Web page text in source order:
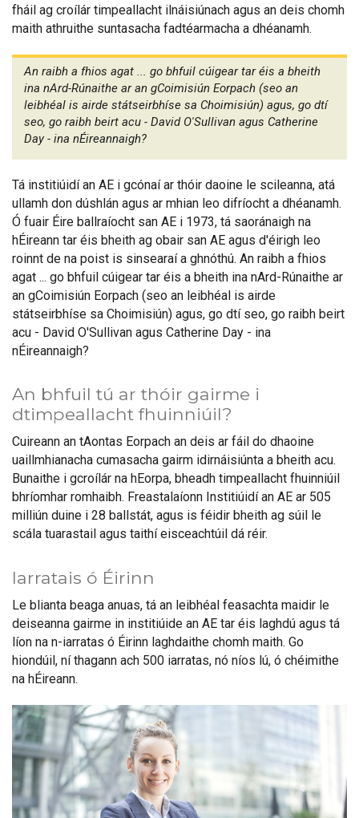
fháil ag croílár timpeallacht ilnáisiúnach agus an deis chomh
maith athruithe suntasacha fadtéarmacha a dhéanamh.
An raibh a fhios agat ... go bhfuil cúigear tar éis a bheith
ina nArd-Rúnaithe ar an gCoimisiún Eorpach (seo an
leibhéal is airde státseirbhíse sa Choimisiún) agus, go dtí
seo, go raibh beirt acu - David O'Sullivan agus Catherine
Day - ina nÉireannaigh?
Tá institiúidí an AE i gcónaí ar thóir daoine le scileanna, atá
ullamh don dúshlán agus ar mhian leo difríocht a dhéanamh.
Ó fuair Éire ballraíocht san AE i 1973, tá saoránaigh na
hÉireann tar éis bheith ag obair san AE agus d'éirigh leo
roinnt de na poist is sinsearaí a ghnóthú. An raibh a fhios
agat ... go bhfuil cúigear tar éis a bheith ina nArd-Rúnaithe ar
an gCoimisiún Eorpach (seo an leibhéal is airde
státseirbhíse sa Choimisiún) agus, go dtí seo, go raibh beirt
acu - David O'Sullivan agus Catherine Day - ina
nÉireannaigh?
An bhfuil tú ar thóir gairme i
dtimpeallacht fhuinniúil?
Cuireann an tAontas Eorpach an deis ar fáil do dhaoine
uaillmhianacha cumasacha gairm idirnáisiúnta a bheith acu.
Bunaithe i gcroílár na hEorpa, bheadh timpeallacht fhuinniúil
bhríomhar romhaibh. Freastalaíonn Institiúidí an AE ar 505
milliún duine i 28 ballstát, agus is féidir bheith ag súil le
scála tuarastail agus taithí eisceachtúil dá réir.
Iarratais ó Éirinn
Le blianta beaga anuas, tá an leibhéal feasachta maidir le
deiseanna gairme in institiúide an AE tar éis laghdú agus tá
líon na n-iarratas ó Éirinn laghdaithe chomh maith. Go
hiondúil, ní thagann ach 500 iarratas, nó níos lú, ó chéimithe
na hÉireann.